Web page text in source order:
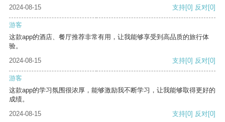
2024-08-15 支持[0] 反对[0]
游客
这款app的酒店、餐厅推荐非常有用，让我能够享受到高品质的旅行体
验。
2024-08-15
支持[0] 反对[0]
游客
这款app的学习氛围很浓厚，能够激励我不断学习，让我能够取得更好的
成绩。
2024-08-15
支持[0] 反对[0]